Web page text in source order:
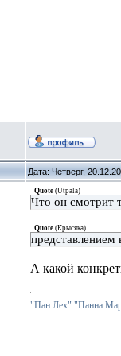
Дата: Четверг,
Quote (Utpala)
Что он смотрит
Quote (Крысяка)
представлением
А какой
"Пан Лех" "Панна